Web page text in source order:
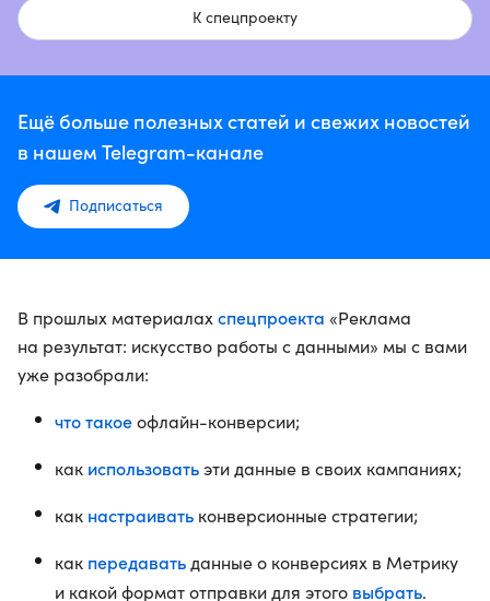
К спецпроекту
Ещё больше полезных статей и свежих новостей
в нашем Telegram-канале
Подписаться
В прошлых материалах спецпроекта «Реклама
на результат: искусство работы с данными» мы с вами
уже разобрали:
что такоеофлайн-конверсии;
как использоватьэти данные в своих кампаниях;
как настраивать конверсионные стратегии;
как передавать данные о конверсиях в Метрику
и какой формат отправки для этого выбрать.